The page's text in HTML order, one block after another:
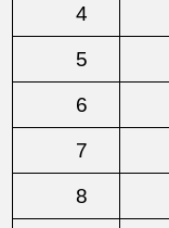
4
5
6
7
8